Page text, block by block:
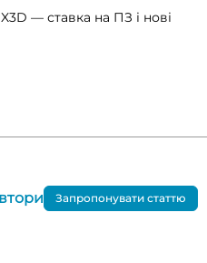
— ставка на ПЗ і нові
Запропонувати статтю